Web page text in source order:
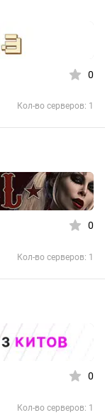
0
Кол-во серверов: 1
0
Кол-во серверов: 1
0
Кол-во серверов: 1